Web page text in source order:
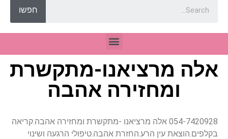
חפשו
אלה מרציאנו-מתקשרת
ומחזירה אהבה
054-7420928 אלה מרציאנו -מתקשרת ומחזירה אהבה.קריאה
בקלפים.הוצאת עין הרע.החזרת אהבה.טיפולי הרגעה ושינוי